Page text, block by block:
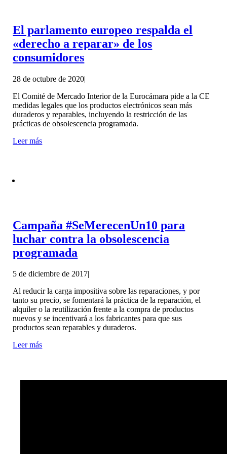
El parlamento europeo respalda el
«derecho a reparar» de los
consumidores
28 de octubre de 2020|
El Comité de Mercado Interior de la Eurocámara pide a la CE
medidas legales que los productos electrónicos sean más
duraderos y reparables, incluyendo la restricción de las
prácticas de obsolescencia programada.
Leer más
Campaña #SeMerecenUn10 para
luchar contra la obsolescencia
programada
5 de diciembre de 2017|
Al reducir la carga impositiva sobre las reparaciones, y por
tanto su precio, se fomentará la práctica de la reparación, el
alquiler o la reutilización frente a la compra de productos
nuevos y se incentivará a los fabricantes para que sus
productos sean reparables y duraderos.
Leer más